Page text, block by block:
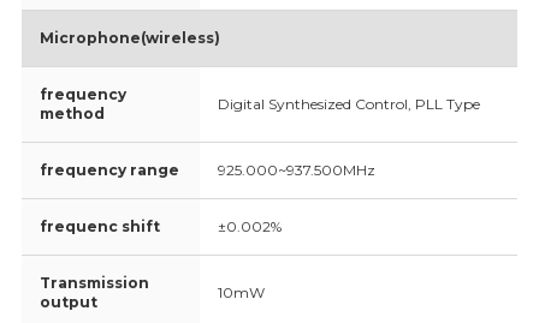
Microphone(wireless)
frequency
method
Digital Synthesized Control, PLL Type
frequency range 925.000~937.500MHz
frequenc shift ±0.002%
Transmission
output
10mW